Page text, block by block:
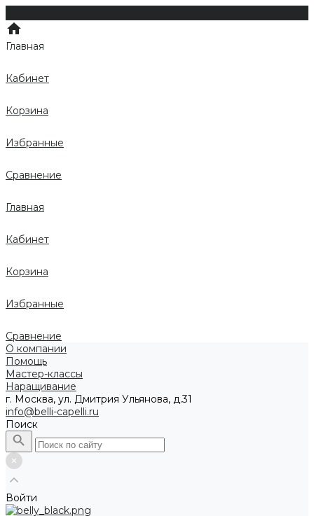
Главная
Кабинет
Корзина
Избранные
Сравнение
Главная
Кабинет
Корзина
Избранные
Сравнение
О компании
Помощь
Мастер-классы
Наращивание
г. Москва, ул. Дмитрия Ульянова, д.31
info@belli-capelli.ru
Поиск
Войти